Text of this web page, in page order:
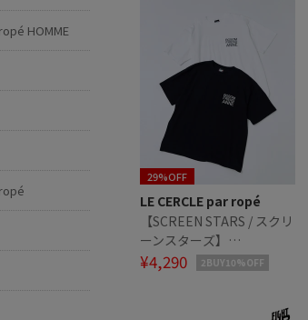
HOMME
29%OFF
LE CERCLE par ropé
【SCREEN STARS / スクリ
ーンスターズ】
BoscmFriendタイポグラ
¥4,290 2BUY10%OFF